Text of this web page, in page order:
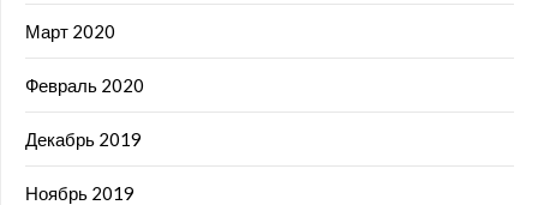
Март 2020
Февраль 2020
Декабрь 2019
Ноябрь 2019